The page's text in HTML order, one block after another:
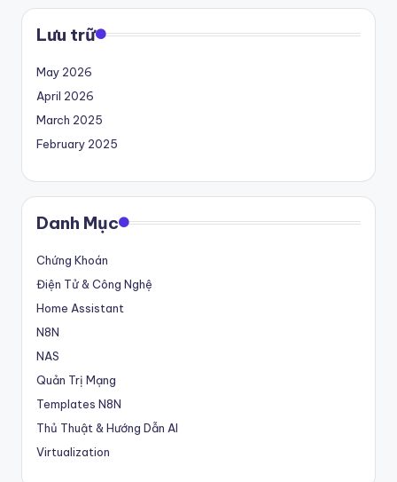
Lưu trữ
May 2026
April 2026
March 2025
February 2025
Danh Mục
Chứng Khoán
Điện Tử & Công Nghệ
Home Assistant
N8N
NAS
Quản Trị Mạng
Templates N8N
Thủ Thuật & Hướng Dẫn AI
Virtualization